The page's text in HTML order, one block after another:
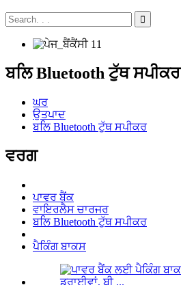
ਬਲਿ Bluetooth ਟੁੱਥ ਸਪੀਕਰ
ਘਰ
ਉਤਪਾਦ
ਬਲਿ Bluetooth ਟੁੱਥ ਸਪੀਕਰ
ਵਰਗ
ਪਾਵਰ ਬੈਂਕ
ਵਾਇਰਲੈਸ ਚਾਰਜਰ
ਬਲਿ Bluetooth ਟੁੱਥ ਸਪੀਕਰ
ਪੈਕਿੰਗ ਬਾਕਸ